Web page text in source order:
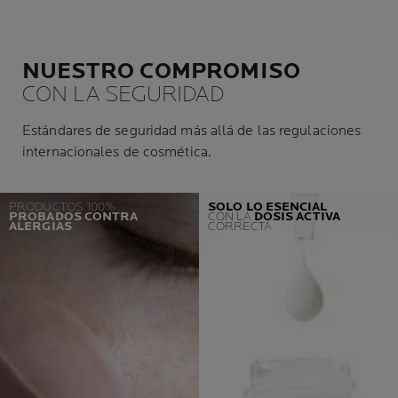
NUESTRO COMPROMISO
CON LA SEGURIDAD
Estándares de seguridad más allá de las regulaciones
internacionales de cosmética.
PRODUCTOS 100%
PROBADOS CONTRA
ALERGIAS
SOLO LO ESENCIAL
CON LA DOSIS ACTIVA
CORRECTA